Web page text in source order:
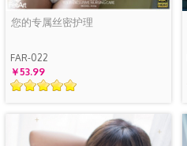
您的专属丝密护理
FAR-022
￥53.99